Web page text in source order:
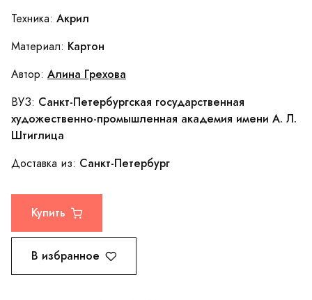
Техника: Акрил
Материал: Картон
Автор: Алина Грехова
ВУЗ: Санкт-Петербургская государственная
художественно-промышленная академия имени А. Л.
Штиглица
Доставка из: Санкт-Петербург
Купить
В избранное